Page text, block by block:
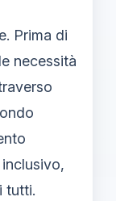
Prima di
necessità
tutti.